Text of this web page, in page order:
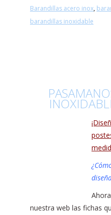
Barandillas acero inox,
barandillas inoxidable
nuestra web las fichas